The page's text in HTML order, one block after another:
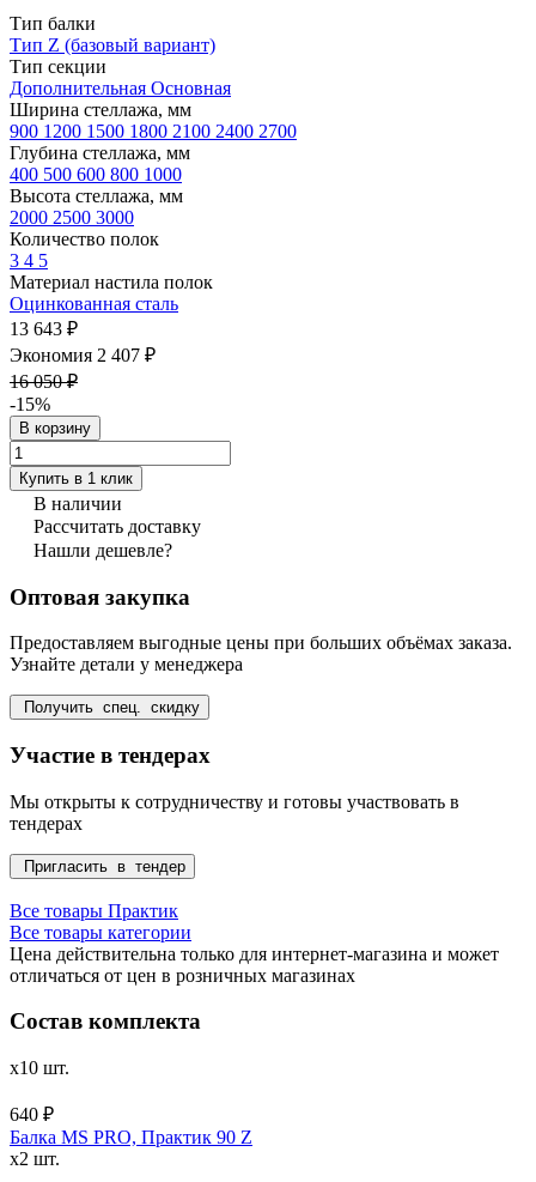
Тип балки
Тип Z (базовый вариант)
Тип секции
Дополнительная Основная
Ширина стеллажа, мм
900 1200 1500 1800 2100 2400 2700
Глубина стеллажа, мм
400 500 600 800 1000
Высота стеллажа, мм
2000 2500 3000
Количество полок
3 4 5
Материал настила полок
Оцинкованная сталь
13 643 ₽
Экономия 2 407 ₽
16 050 ₽
-15%
В корзину
Купить в 1 клик
В наличии
Рассчитать доставку
Нашли дешевле?
Оптовая закупка
Предоставляем выгодные цены при больших объёмах заказа.
Узнайте детали у менеджера
Получить спец. скидку
Участие в тендерах
Мы открыты к сотрудничеству и готовы участвовать в
тендерах
Пригласить в тендер
Все товары Практик
Все товары категории
Цена действительна только для интернет-магазина и может
отличаться от цен в розничных магазинах
Состав комплекта
x10 шт.
640 ₽
Балка MS PRO, Практик 90 Z
x2 шт.